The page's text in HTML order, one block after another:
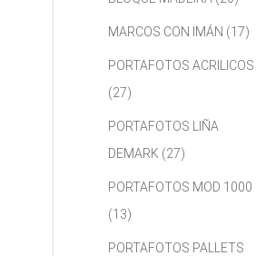
MARCOS CON IMÁN (17)
PORTAFOTOS ACRILICOS
(27)
PORTAFOTOS LIÑA
DEMARK (27)
PORTAFOTOS MOD 1000
(13)
PORTAFOTOS PALLETS